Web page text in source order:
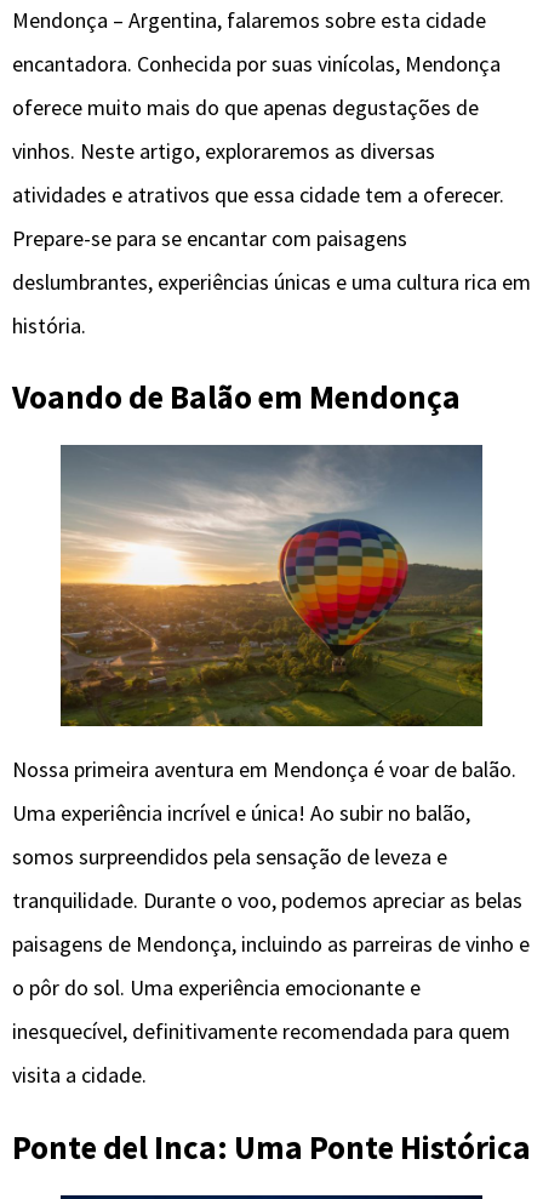
Mendonça – Argentina, falaremos sobre esta cidade
encantadora. Conhecida por suas vinícolas, Mendonça
oferece muito mais do que apenas degustações de
vinhos. Neste artigo, exploraremos as diversas
atividades e atrativos que essa cidade tem a oferecer.
Prepare-se para se encantar com paisagens
deslumbrantes, experiências únicas e uma cultura rica em
história.
Voando de Balão em Mendonça
Nossa primeira aventura em Mendonça é voar de balão.
Uma experiência incrível e única! Ao subir no balão,
somos surpreendidos pela sensação de leveza e
tranquilidade. Durante o voo, podemos apreciar as belas
paisagens de Mendonça, incluindo as parreiras de vinho e
o pôr do sol. Uma experiência emocionante e
inesquecível, definitivamente recomendada para quem
visita a cidade.
Ponte del Inca: Uma Ponte Histórica